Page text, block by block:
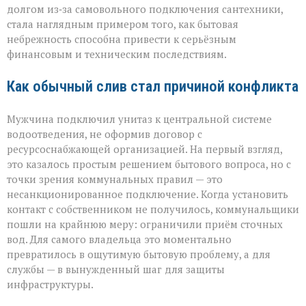
история
с
серьёзным
финалом»
долгом из‑за самовольного подключения сантехники,
стала наглядным примером того, как бытовая
небрежность способна привести к серьёзным
финансовым и техническим последствиям.
Как обычный слив стал причиной конфликта
Мужчина подключил унитаз к центральной системе
водоотведения, не оформив договор с
ресурсоснабжающей организацией. На первый взгляд,
это казалось простым решением бытового вопроса, но с
точки зрения коммунальных правил — это
несанкционированное подключение. Когда установить
контакт с собственником не получилось, коммунальщики
пошли на крайнюю меру: ограничили приём сточных
вод. Для самого владельца это моментально
превратилось в ощутимую бытовую проблему, а для
службы — в вынужденный шаг для защиты
инфраструктуры.